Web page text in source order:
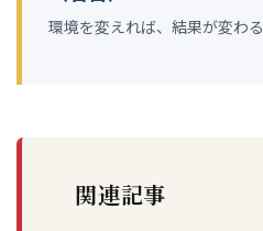
環境を変えれば、結果が変わる
関連記事